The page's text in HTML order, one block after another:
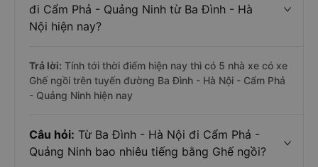
đi Cẩm Phả - Quảng Ninh từ Ba Đình - Hà
Nội hiện nay?
Trả lời: Tính tới thời điểm hiện nay thì có 5 nhà xe có xe
Ghế ngồi trên tuyến đường Ba Đình - Hà Nội - Cẩm Phả
- Quảng Ninh hiện nay
Câu hỏi: Từ Ba Đình - Hà Nội đi Cẩm Phả -
Quảng Ninh bao nhiêu tiếng bằng Ghế ngồi?